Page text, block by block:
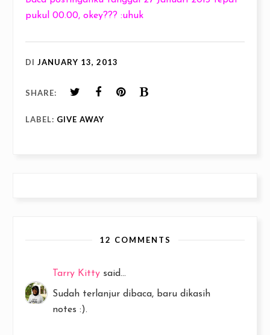
pukul 00.00, okey??? :uhuk
DI JANUARY 13, 2013
SHARE:
LABEL: GIVE AWAY
12 COMMENTS
Tarry Kitty said...
Sudah terlanjur dibaca, baru dikasih
notes :).